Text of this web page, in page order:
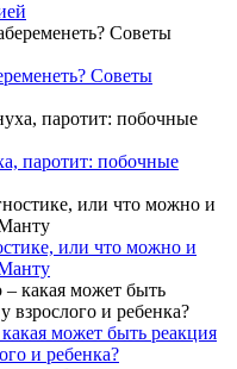
Советы
паротит: побочные
или что можно и
может быть реакция
и ребенка?